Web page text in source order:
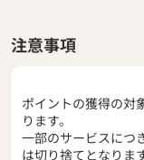
注意事項
ポイントの獲得の対
ります。
一部のサービスにつ
は切り捨てとなります